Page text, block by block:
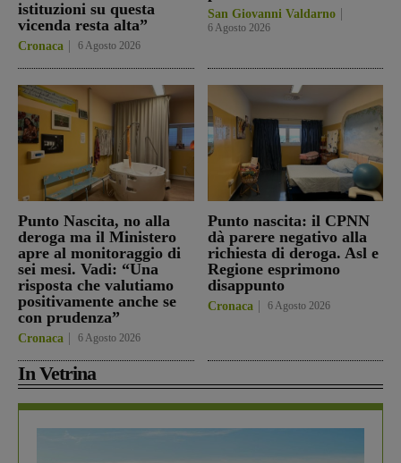
istituzioni su questa
vicenda resta alta”
Cronaca 6 Agosto 2026
San Giovanni Valdarno
6 Agosto 2026
Punto Nascita, no alla
deroga ma il Ministero
apre al monitoraggio di
sei mesi. Vadi: “Una
risposta che valutiamo
positivamente anche se
con prudenza”
Cronaca 6 Agosto 2026
Punto nascita: il CPNN
dà parere negativo alla
richiesta di deroga. Asl e
Regione esprimono
disappunto
Cronaca 6 Agosto 2026
In Vetrina